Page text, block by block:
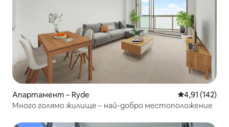
Апартамент – Ryde Средна
4,91 (142)
Много голямо жилище – най-добро местоположение